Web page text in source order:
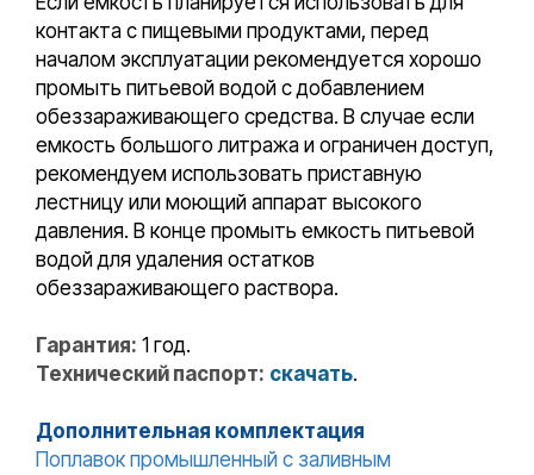
контакта с пищевыми продуктами, перед
началом эксплуатации рекомендуется хорошо
промыть питьевой водой с добавлением
обеззараживающего средства. В случае если
емкость большого литража и ограничен доступ,
рекомендуем использовать приставную
лестницу или моющий аппарат высокого
давления. В конце промыть емкость питьевой
водой для удаления остатков
обеззараживающего раствора.
Гарантия: 1 год.
Технический паспорт: скачать.
Дополнительная комплектация
Поплавок промышленный с заливным